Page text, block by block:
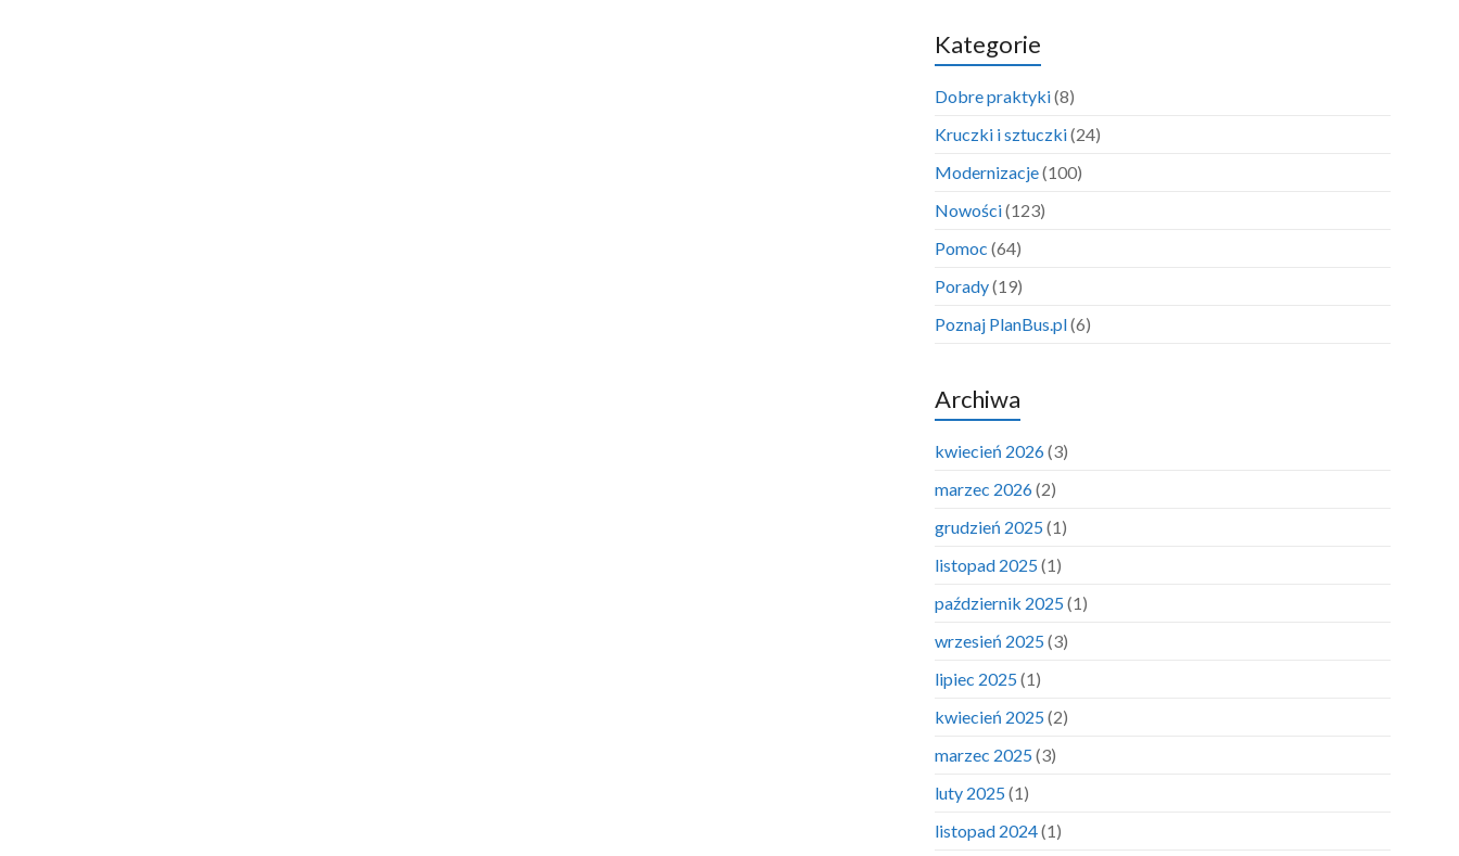
Kategorie
Dobre praktyki(8)
Kruczki i sztuczki(24)
Modernizacje(100)
Nowości(123)
Pomoc (64)
Porady(19)
Poznaj PlanBus.pl(6)
Archiwa
kwiecień 2026(3)
marzec 2026(2)
grudzień 2025(1)
listopad 2025(1)
październik 2025(1)
wrzesień 2025(3)
lipiec 2025(1)
kwiecień 2025(2)
marzec 2025(3)
luty 2025(1)
listopad 2024(1)